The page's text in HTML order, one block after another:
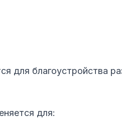
для благоустройства
для: